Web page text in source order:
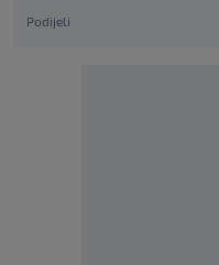
Podijeli